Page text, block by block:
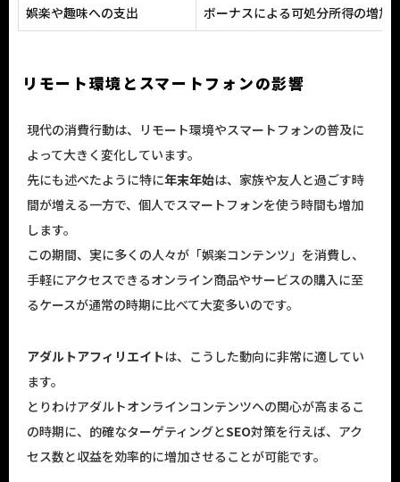
娯楽や趣味への支出
ボーナスによる可処分所得の増加
リモート環境とスマートフォンの影響
現代の消費行動は、リモート環境やスマートフォンの普及に
よって大きく変化しています。
先にも述べたように特に年末年始は、家族や友人と過ごす時
間が増える一方で、個人でスマートフォンを使う時間も増加
します。
この期間、実に多くの人々が「娯楽コンテンツ」を消費し、
手軽にアクセスできるオンライン商品やサービスの購入に至
るケースが通常の時期に比べて大変多いのです。
アダルトアフィリエイトは、こうした動向に非常に適してい
ます。
とりわけアダルトオンラインコンテンツへの関心が高まるこ
の時期に、的確なターゲティングとSEO対策を行えば、アク
セス数と収益を効率的に増加させることが可能です。